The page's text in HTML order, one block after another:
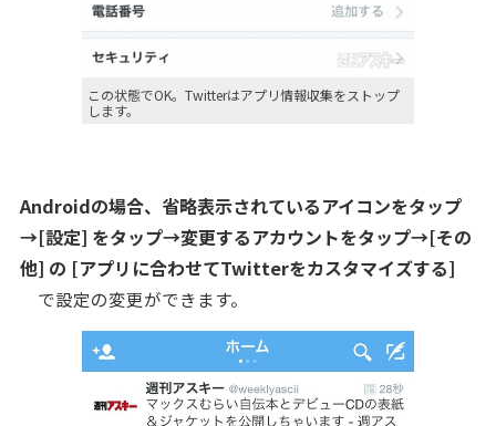
この状態でOK。Twitterはアプリ情報収集をストップ
します。
Androidの場合、省略表示されているアイコンをタップ
→[設定] をタップ→変更するアカウントをタップ→[その
他] の [アプリに合わせてTwitterをカスタマイズする]
で設定の変更ができます。